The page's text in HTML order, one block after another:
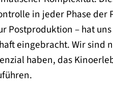
in jeder Phase
Postproduktion – hat
eingebracht. Wir sind
haben, das